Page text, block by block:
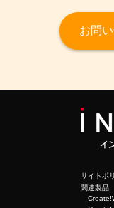
お問
サイトポ
関連製品